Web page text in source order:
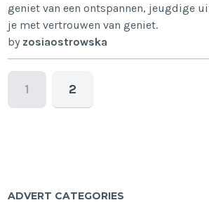
geniet van een ontspannen, jeugdige
je met vertrouwen van geniet.
by zosiaostrowska
1 2
ADVERT CATEGORIES